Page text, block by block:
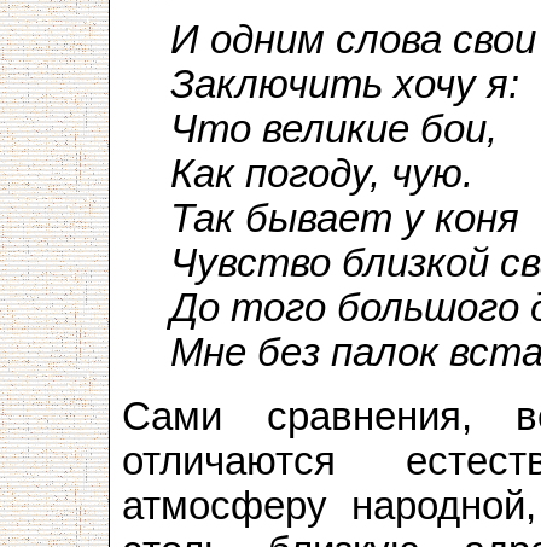
И одним слова свои
Заключить хочу я:
Что великие бои,
Как погоду, чую.
Так бывает у коня
Чувство близкой
До того большого
Мне без палок
Сами сравнения,
отличаются
атмосферу